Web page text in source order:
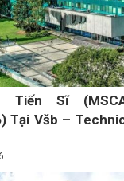
Tiến Sĩ
Tại Všb –